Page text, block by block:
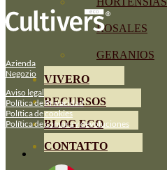
ROSALES
GERANIOS
VIVERO
RECURSOS
BLOG ECO
CONTATTO
Azienda
Negozio
Aviso legal
Política de Privacidad
Política de cookies
Política de compra y devoluciones